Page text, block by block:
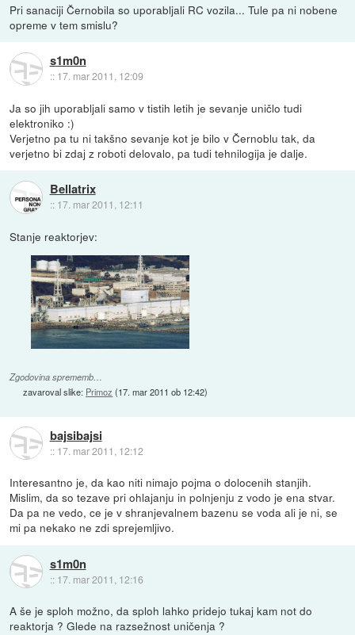
Pri sanaciji Černobila so uporabljali RC vozila... Tule pa ni nobene
opreme v tem smislu?
s1m0n
:: 17. mar 2011, 12:09
Ja so jih uporabljali samo v tistih letih je sevanje uničlo tudi
elektroniko :)
Verjetno pa tu ni takšno sevanje kot je bilo v Černoblu tak, da
verjetno bi zdaj z roboti delovalo, pa tudi tehnilogija je dalje.
Bellatrix
:: 17. mar 2011, 12:11
Stanje reaktorjev:
Zgodovina sprememb…
zavaroval slike: Primoz (17. mar 2011 ob 12:42)
bajsibajsi
:: 17. mar 2011, 12:12
Interesantno je, da kao niti nimajo pojma o dolocenih stanjih.
Mislim, da so tezave pri ohlajanju in polnjenju z vodo je ena stvar.
Da pa ne vedo, ce je v shranjevalnem bazenu se voda ali je ni, se
mi pa nekako ne zdi sprejemljivo.
s1m0n
:: 17. mar 2011, 12:16
A še je sploh možno, da sploh lahko pridejo tukaj kam not do
reaktorja ? Glede na razsežnost uničenja ?